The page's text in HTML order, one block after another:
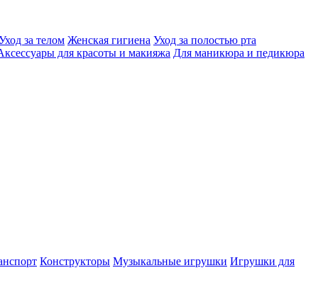
за телом Женская гигиена Уход за полостью рта
для красоты и макияжа Для маникюра и педикюра
Конструкторы Музыкальные игрушки Игрушки для